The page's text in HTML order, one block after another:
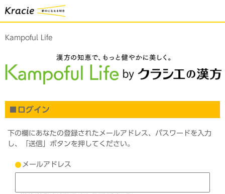
Kampoful Life
ログイン
下の欄にあなたの登録されたメールアドレス、パスワードを入力
し、「送信」ボタンを押してください。
メールアドレス